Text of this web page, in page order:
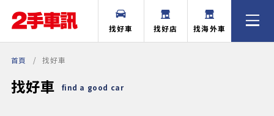
找好車 找好店 找海外車
首頁 找好車
找好車 find a good car